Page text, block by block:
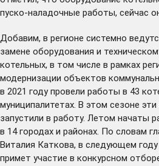
пуско-наладочные работы, сейчас
Добавим, в регионе системно
замене оборудования и
котельных, в том числе в рамках
модернизации объектов
в 2021 году провели работы в 43
муниципалитетах. В этом сезоне
запустили в работу. Летом начаты
в 14 городах и районах. По словам
Виталия Каткова, в следующем
примет участие в конкурсном